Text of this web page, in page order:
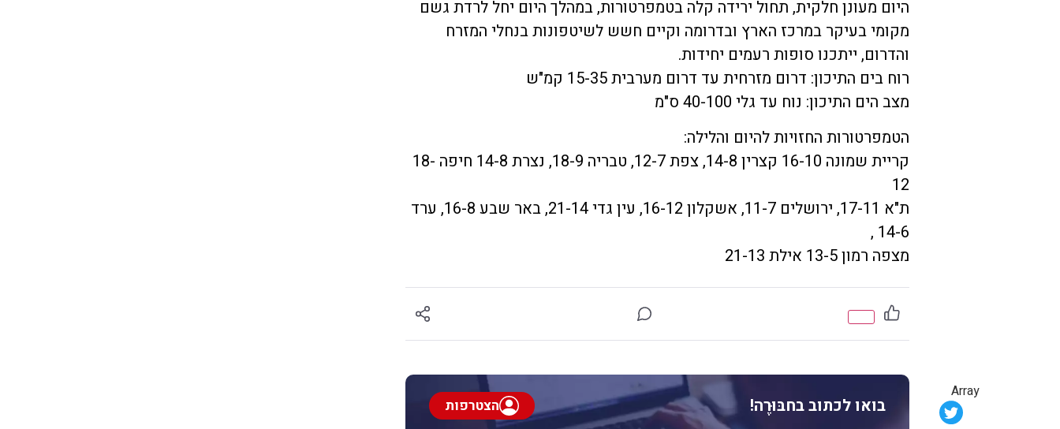
Array
היום מעונן חלקית, תחול ירידה קלה בטמפרטורות, במהלך היום יחל לרדת גשם
מקומי בעיקר במרכז הארץ ובדרומה וקיים חשש לשיטפונות בנחלי המזרח
והדרום, ייתכנו סופות רעמים יחידות.
רוח בים התיכון: דרום מזרחית עד דרום מערבית 15-35 קמ"ש
מצב הים התיכון: נוח עד גלי 40-100 ס"מ
הטמפרטורות החזויות להיום והלילה:
קריית שמונה 16-10 קצרין 14-8, צפת 12-7, טבריה 18-9, נצרת 14-8 חיפה 18-
12‏
ת"א 17-11, ירושלים 11-7, אשקלון 16-12, עין גדי 21-14, באר שבע 16-8, ערד
14-6 ,
מצפה רמון 13-5 אילת 21-13
בואו לכתוב בחבּוּרֶה! הצטרפות